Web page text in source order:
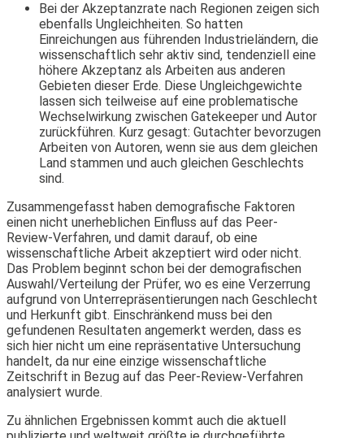
Bei der Akzeptanzrate nach Regionen zeigen sich
ebenfalls Ungleichheiten. So hatten
Einreichungen aus führenden Industrieländern, die
wissenschaftlich sehr aktiv sind, tendenziell eine
höhere Akzeptanz als Arbeiten aus anderen
Gebieten dieser Erde. Diese Ungleichgewichte
lassen sich teilweise auf eine problematische
Wechselwirkung zwischen Gatekeeper und Autor
zurückführen. Kurz gesagt: Gutachter bevorzugen
Arbeiten von Autoren, wenn sie aus dem gleichen
Land stammen und auch gleichen Geschlechts
sind.
Zusammengefasst haben demografische Faktoren
einen nicht unerheblichen Einfluss auf das Peer-
Review-Verfahren, und damit darauf, ob eine
wissenschaftliche Arbeit akzeptiert wird oder nicht.
Das Problem beginnt schon bei der demografischen
Auswahl/Verteilung der Prüfer, wo es eine Verzerrung
aufgrund von Unterrepräsentierungen nach Geschlecht
und Herkunft gibt. Einschränkend muss bei den
gefundenen Resultaten angemerkt werden, dass es
sich hier nicht um eine repräsentative Untersuchung
handelt, da nur eine einzige wissenschaftliche
Zeitschrift in Bezug auf das Peer-Review-Verfahren
analysiert wurde.
Zu ähnlichen Ergebnissen kommt auch die aktuell